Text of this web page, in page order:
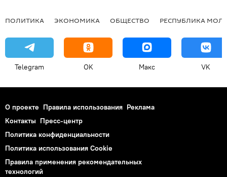
ПОЛИТИКА ЭКОНОМИКА ОБЩЕСТВО РЕСПУБЛИКА
Telegram OK Макс VK
О проекте Правила использования Реклама
Контакты Пресс-центр
Политика конфиденциальности
Политика использования Cookie
Правила применения рекомендательных
технологий